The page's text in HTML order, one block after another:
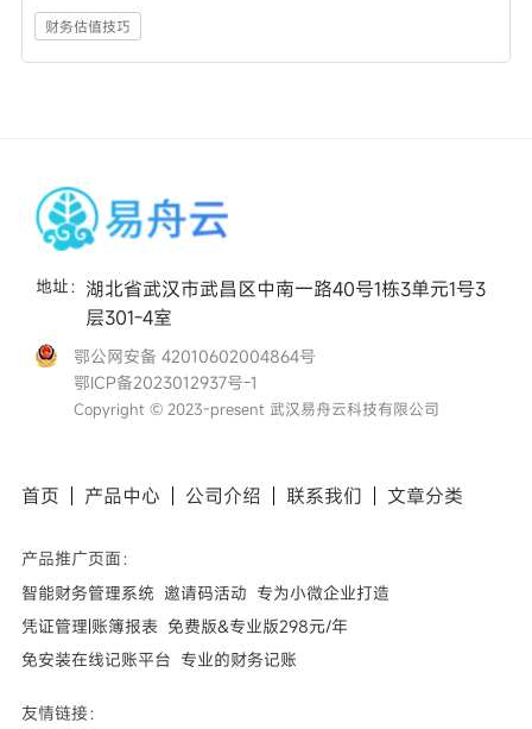
财务估值技巧
地址： 湖北省武汉市武昌区中南一路40号1栋3单元1号3
层301-4室
鄂公网安备 42010602004864号
鄂ICP备2023012937号-1
Copyright © 2023-present 武汉易舟云科技有限公司
首页 产品中心 公司介绍 联系我们 文章分类
产品推广页面：
智能财务管理系统 邀请码活动 专为小微企业打造
凭证管理|账簿报表 免费版&专业版298元/年
免安装在线记账平台 专业的财务记账
友情链接：